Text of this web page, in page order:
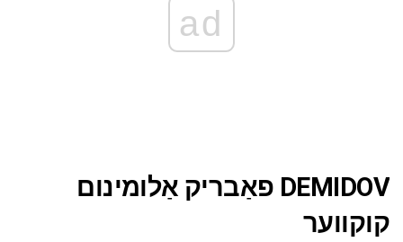
ad
DEMIDOV פאַבריק אַלומינום
קוקווער